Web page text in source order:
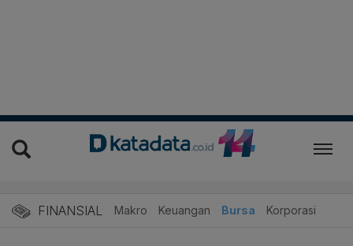
FINANSIAL Makro Keuangan Bursa Korporasi